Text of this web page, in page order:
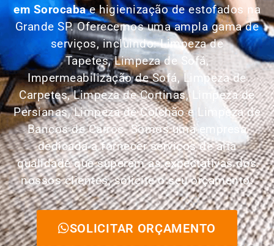
em Sorocabae higienização de estofados na
Grande SP. Oferecemos uma ampla gama de
serviços, incluindo: Limpeza de
Tapetes,Limpeza de Sofá,
Impermeabilização de Sofá, Limpeza de
Carpetes, Limpeza de Cortinas, Limpeza de
Persianas, Limpeza de Colchão e Limpeza de
Bancos de Carros.Somos uma empresa
dedicada a fornecer serviços de alta
qualidade que superem as expectativas dos
nossos clientes, solicite o seu orçamento:
SOLICITAR ORÇAMENTO